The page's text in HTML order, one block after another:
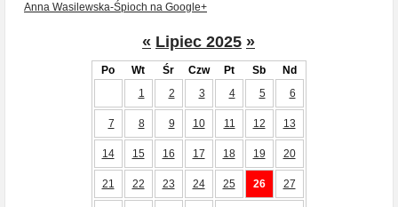
Anna Wasilewska-Śpioch na Google+
« Lipiec 2025 »
Po Wt Śr Czw Pt Sb
Nd
1
2 3 4 5 6
7 8 9 10 11 12 13
14 15 16 17 18 19 20
21 22 23 24 25 26 27